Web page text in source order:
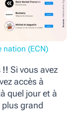
nation (ECN)
!! Si vous avez
accès à
quel jour et à
grand